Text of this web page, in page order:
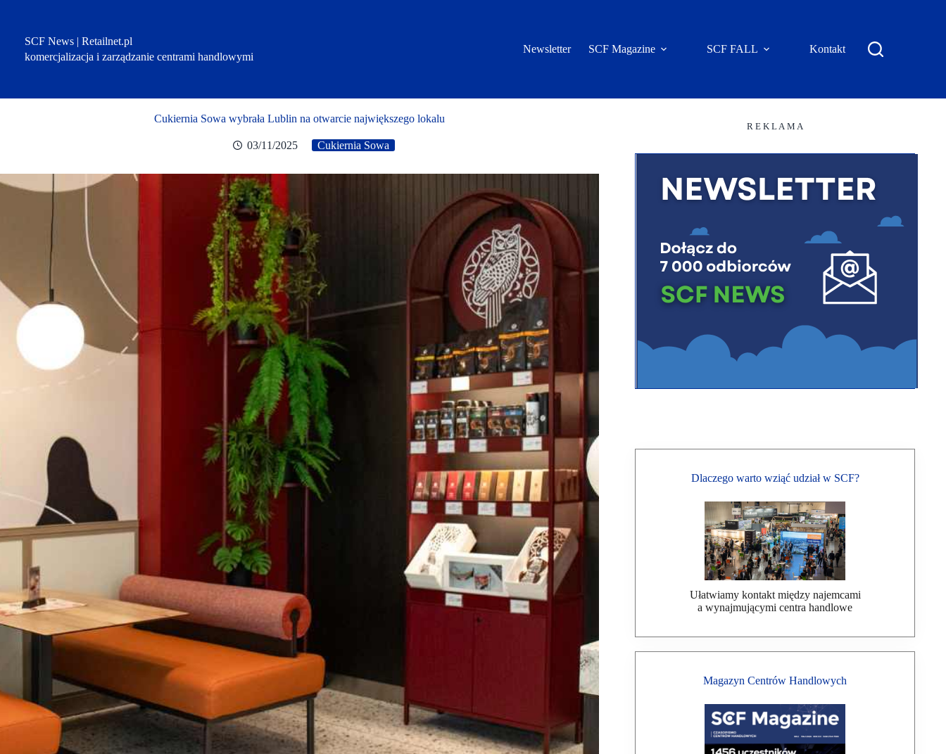
SCF News | Retailnet.pl
komercjalizacja i zarządzanie centrami handlowymi
Newsletter SCF Magazine SCF FALL Kontakt
Cukiernia Sowa wybrała Lublin na otwarcie największego lokalu
03/11/2025 Cukiernia Sowa
R E K L A M A
Dlaczego warto wziąć udział w SCF?
Ułatwiamy kontakt między najemcami
a wynajmującymi centra handlowe
Magazyn Centrów Handlowych